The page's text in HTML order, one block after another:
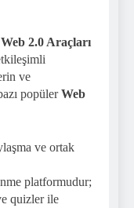
Web 2.0 Araçları
ve
popülerWeb
ve ortak
platformudur;
quizler ile